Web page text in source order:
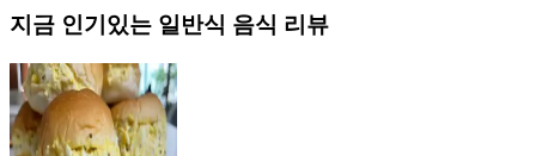
지금 인기있는 일반식 음식 리뷰